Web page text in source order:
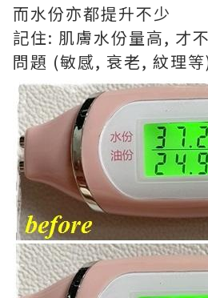
而水份亦都提升不少
記住: 肌膚水份量高, 才
問題 (敏感, 衰老, 紋理等